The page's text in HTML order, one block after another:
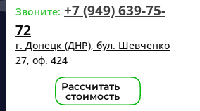
Звоните: +7 (949) 639-75-
72
г. Донецк (ДНР), бул. Шевченко
27, оф. 424
Рассчитать
стоимость